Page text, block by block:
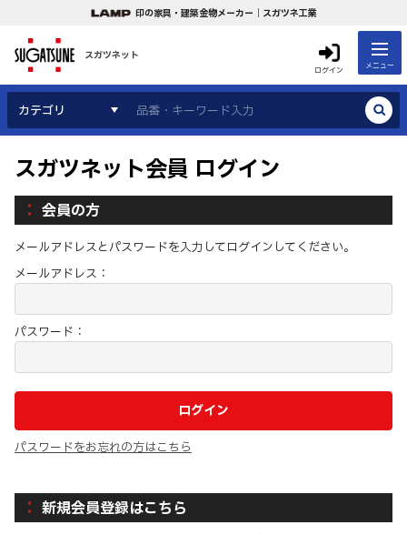
印の家具・建築金物メーカー｜スガツネ工業
スガツネット
ログイン メニュー
カテゴリ
スガツネット会員 ログイン
会員の方
メールアドレスとパスワードを入力してログインしてください。
メールアドレス：
パスワード：
パスワードをお忘れの方はこちら
新規会員登録はこちら